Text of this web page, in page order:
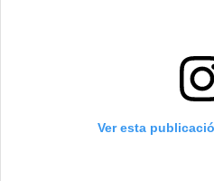
Ver esta